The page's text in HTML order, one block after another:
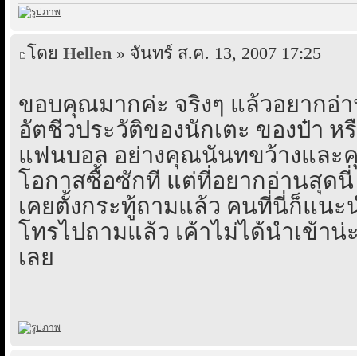
โดย Hellen » จันทร์ ส.ค. 13, 2007 17:25
ขอบคุณมากค่ะ จริงๆ แล้วอยากอ่
อัตชีวประวัติของนักเตะ ของป๋า ห
แฟนบอล อย่างคุณนันทขว้างและ
โอกาสซื้อซักที แต่ที่อยากอ่านสุด
เคยตั้งกระทู้ถามแล้ว คนที่นี่ก็แน
โทรไปถามแล้ว เค้าไม่ได้นำเข้า
เลย